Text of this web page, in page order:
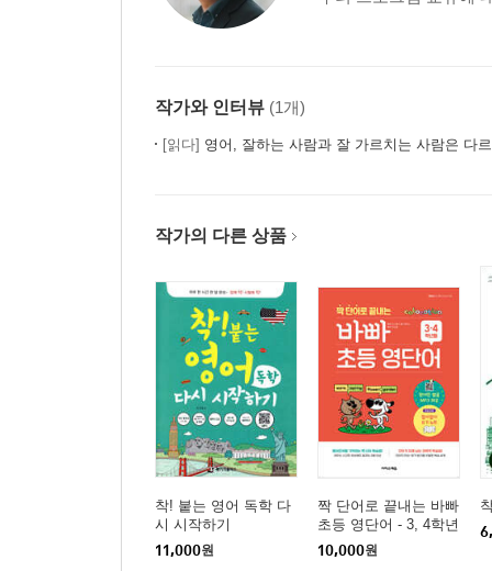
작가와 인터뷰 (1개)
[읽다] 영어, 잘하는 사람과 잘 가르치는 사람은 다
작가의 다른 상품
착! 붙는 영어 독학 다
시 시작하기
11,000원
짝 단어로 끝내는 바빠
초등 영단어 - 3, 4학년
용
10,000원